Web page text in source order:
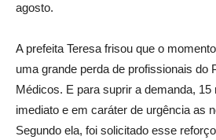
agosto.
A prefeita Teresa frisou que o
uma grande perda de profissionais do
Médicos. E para suprir a demanda,
imediato e em caráter de urgência as
Segundo ela, foi solicitado esse